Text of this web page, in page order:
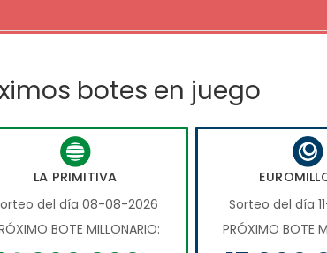
botes en juego
LA PRIMITIVA
del día 08-08-2026
BOTE MILLONARIO:
Sorteo del día
PRÓXIMO BOTE